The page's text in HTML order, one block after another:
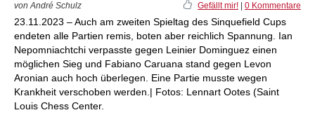
von André Schulz Gefällt mir! 0 Kommentare
23.11.2023 – Auch am zweiten Spieltag des Sinquefield Cups
endeten alle Partien remis, boten aber reichlich Spannung. Ian
Nepomniachtchi verpasste gegen Leinier Dominguez einen
möglichen Sieg und Fabiano Caruana stand gegen Levon
Aronian auch hoch überlegen. Eine Partie musste wegen
Krankheit verschoben werden.| Fotos: Lennart Ootes (Saint
Louis Chess Center.